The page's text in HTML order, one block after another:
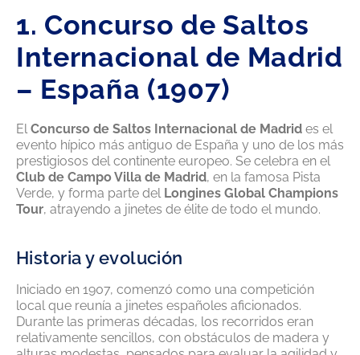
1. Concurso de Saltos
Internacional de Madrid
– España (1907)
ElConcurso de Saltos Internacional de Madrid es el
evento hípico más antiguo de España y uno de los más
prestigiosos del continente europeo. Se celebra en el
Club de Campo Villa de Madrid, en la famosa Pista
Verde, y forma parte del Longines Global Champions
Tour, atrayendo a jinetes de élite de todo el mundo.
Historia y evolución
Iniciado en 1907, comenzó como una competición
local que reunía a jinetes españoles aficionados.
Durante las primeras décadas, los recorridos eran
relativamente sencillos, con obstáculos de madera y